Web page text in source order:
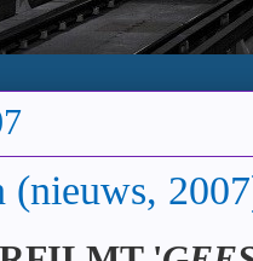
(nieuws,